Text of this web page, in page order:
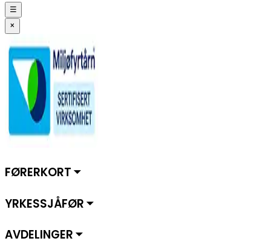
☰
×
FØRERKORT ⏷
YRKESSJÅFØR ⏷
AVDELINGER ⏷